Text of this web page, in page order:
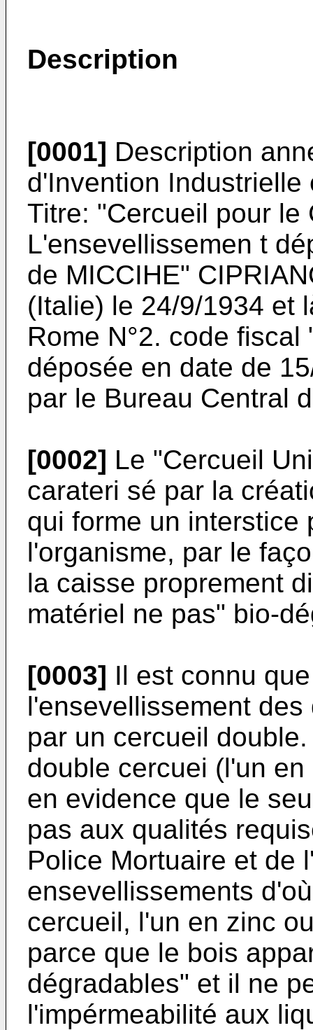
Description
[0001] Description
d'Invention
Titre: "Cercueil pour le
L'ensevellissemen t
de MICCIHE"
(Italie) le 24/9/1934 et
Rome N°2. code
déposée en date de
par le Bureau Central
[0002] Le "Cercueil
carateri sé par la
qui forme un interstice
l'organisme, par le
la caisse proprement
matériel ne pas" bio-
[0003] Il est connu
l'ensevellissement
par un cercueil
double cercuei (l'un
en evidence que le
pas aux qualités
Police Mortuaire et de
ensevellissements
cercueil, l'un en zinc
parce que le bois
dégradables" et il ne
l'impérmeabilité aux